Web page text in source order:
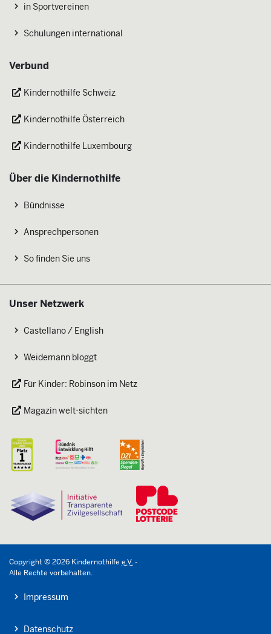
in Sportvereinen
Schulungen international
Verbund
Kindernothilfe Schweiz
Kindernothilfe Österreich
Kindernothilfe Luxembourg
Über die Kindernothilfe
Bündnisse
Ansprechpersonen
So finden Sie uns
Unser Netzwerk
Castellano / English
Weidemann bloggt
Für Kinder: Robinson im Netz
Magazin welt-sichten
Copyright ©2026 Kindernothilfe e.V.-
Alle Rechte vorbehalten.
Impressum
Datenschutz